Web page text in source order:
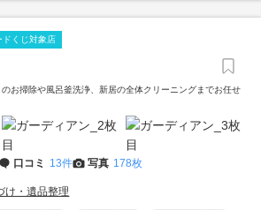
ドくじ対象店
お掃除や風呂釜洗浄、新居の全体クリーニングまでお任せ
口コミ 13件 写真 178枚
け・遺品整理